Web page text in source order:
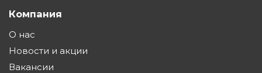
Компания
О нас
Новости и акции
Вакансии